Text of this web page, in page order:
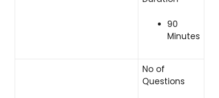
90
Minutes
No of
Questions